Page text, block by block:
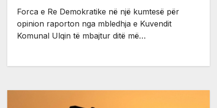
Forca e Re Demokratike në një kumtesë për
opinion raporton nga mbledhja e Kuvendit
Komunal Ulqin të mbajtur ditë më…